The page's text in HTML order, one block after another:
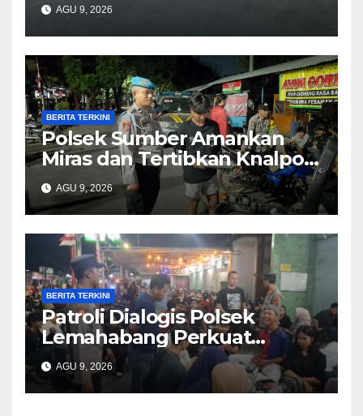
Sumber Pastikan Kegiatan
Berjalan Aman dan Lancar
AGU 9, 2026
BERITA TERKINI
Polsek Sumber Amankan
Miras dan Tertibkan Knalpot
Bising
AGU 9, 2026
BERITA TERKINI
Patroli Dialogis Polsek
Lemahabang Perkuat
Kedekatan dengan Warga,
Cegah Gangguan
Kamtibmas
AGU 9, 2026